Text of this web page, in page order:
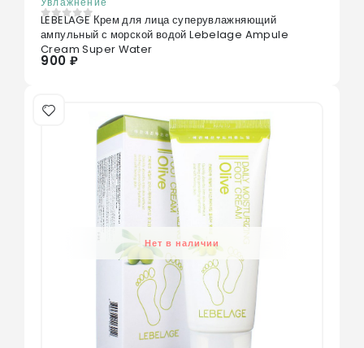
0из 5
LEBELAGE Крем для лица суперувлажняющий
ампульный с морской водой Lebelage Ampule
Cream Super Water
900 ₽
Нет в наличии